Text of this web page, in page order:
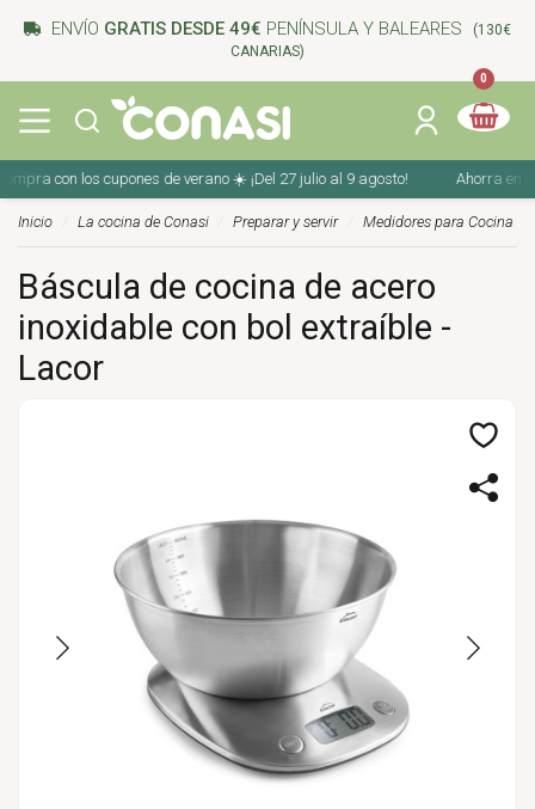
ENVÍO GRATIS DESDE 49€ PENÍNSULA Y BALEARES
(130€
CANARIAS)
0
con los cupones de verano ☀️ ¡Del 27 julio al 9 agosto! Ahorra en tu
Inicio La cocina de Conasi Preparar y servir Medidores para Cocina
Báscula de cocina de acero
inoxidable con bol extraíble -
Lacor